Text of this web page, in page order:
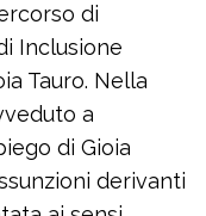
di
Inclusione
Tauro. Nella
a
di Gioia
derivanti